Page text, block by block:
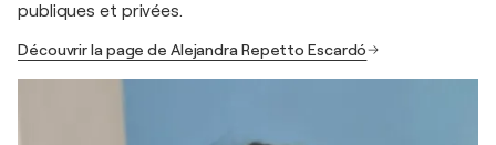
publiques et privées.
Découvrir la page de Alejandra Repetto Escardó